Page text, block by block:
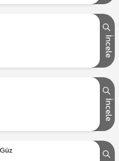
İncele
İncele
-Hürriyet Öztürk